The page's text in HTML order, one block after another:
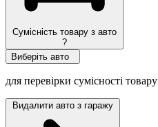
Сумісність товару з авто
?
Виберіть авто
для перевірки сумісності товару
Видалити авто з гаражу